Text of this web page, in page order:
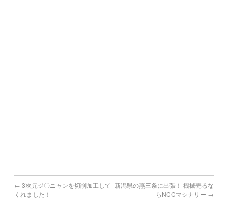
← 3次元ジ〇ニャンを切削加工して
くれました！
新潟県の燕三条に出張！ 機械売るな
らNCCマシナリー →